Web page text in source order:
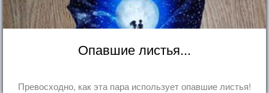
Опавшие листья...
Превосходно, как эта пара использует опавшие листья!